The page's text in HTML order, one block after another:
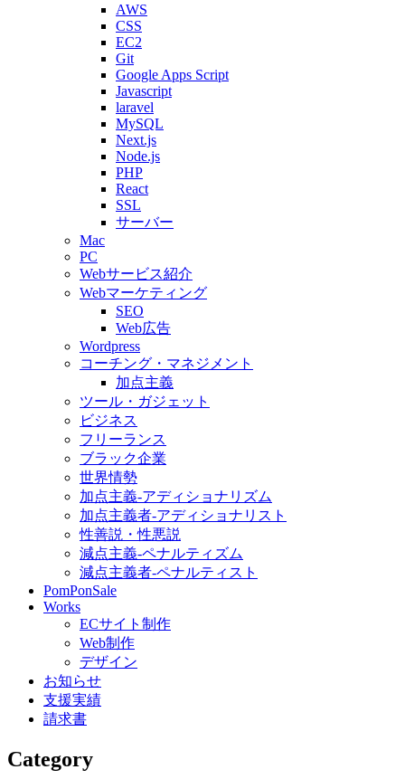
AWS
CSS
EC2
Git
Google Apps Script
Javascript
laravel
MySQL
Next.js
Node.js
PHP
React
SSL
サーバー
Mac
PC
Webサービス紹介
Webマーケティング
SEO
Web広告
Wordpress
コーチング・マネジメント
加点主義
ツール・ガジェット
ビジネス
フリーランス
ブラック企業
世界情勢
加点主義-アディショナリズム
加点主義者-アディショナリスト
性善説・性悪説
減点主義-ペナルティズム
減点主義者-ペナルティスト
PomPonSale
Works
ECサイト制作
Web制作
デザイン
お知らせ
支援実績
請求書
Category